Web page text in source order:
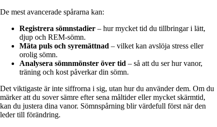
De mest avancerade spårarna kan:
Registrera sömnstadier – hur mycket tid du tillbringar i lätt,
djup och REM-sömn.
Mäta puls och syremättnad – vilket kan avslöja stress eller
orolig sömn.
Analysera sömnmönster över tid – så att du ser hur vanor,
träning och kost påverkar din sömn.
Det viktigaste är inte siffrorna i sig, utan hur du använder dem. Om du
märker att du sover sämre efter sena måltider eller mycket skärmtid,
kan du justera dina vanor. Sömnspårning blir värdefull först när den
leder till förändring.